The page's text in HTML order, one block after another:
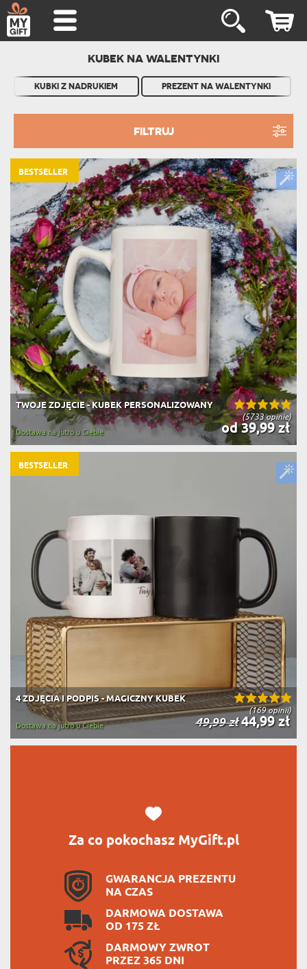
KUBEK NA WALENTYNKI
KUBKI Z NADRUKIEM PREZENT NA WALENTYNKI
FILTRUJ
(5733 opinie)
TWOJE ZDJĘCIE - KUBEK PERSONALIZOWANY
od 39,99 zł
Dostawa na jutro u Ciebie
BESTSELLER
(169 opinii)
4 ZDJĘCIA I PODPIS - MAGICZNY KUBEK
49,99 zł44,99 zł
Dostawa na jutro u Ciebie
BESTSELLER
Za co pokochasz MyGift.pl
GWARANCJA PREZENTU
NA CZAS
DARMOWA DOSTAWA
OD 175 ZŁ
DARMOWY ZWROT
PRZEZ 365 DNI